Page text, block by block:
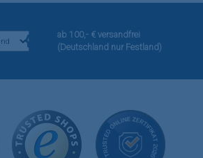
ab 100,- € versandfrei
(Deutschland nur Festland)